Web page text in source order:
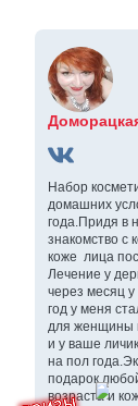
Набор
домашних
года.Придя в
знакомство с
коже лица
Лечение у
через месяц
год у меня
для женщины
и у ваше
на пол
подарок
возраста и